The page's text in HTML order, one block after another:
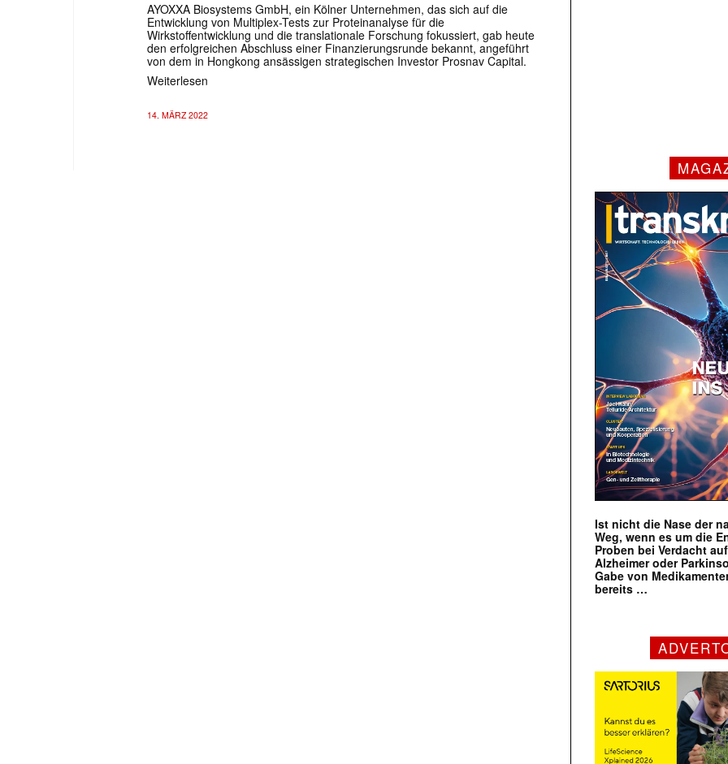
AYOXXA Biosystems GmbH, ein Kölner Unternehmen, das sich auf die
Entwicklung von Multiplex-Tests zur Proteinanalyse für die
Wirkstoffentwicklung und die translationale Forschung fokussiert, gab heute
den erfolgreichen Abschluss einer Finanzierungsrunde bekannt, angeführt
von dem in Hongkong ansässigen strategischen Investor Prosnav Capital.
Weiterlesen
14. MÄRZ 2022
Ist nicht die Nase der
Weg, wenn es um die
Proben bei Verdacht
Alzheimer oder
Gabe von
bereits …